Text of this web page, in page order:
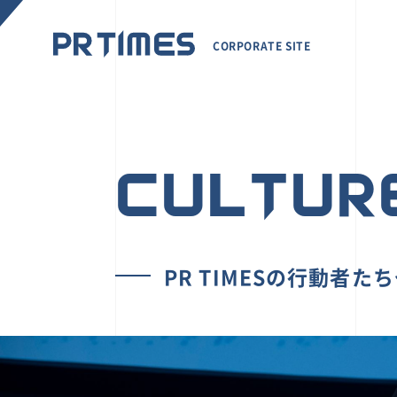
CORPORATE SITE
PR TIMESの行動者た